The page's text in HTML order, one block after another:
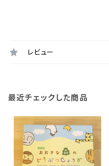
レビュー
最近チェックした商品